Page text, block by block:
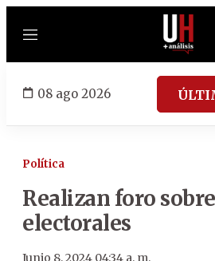
Menú
08 ago 2026
Política
Realizan foro
electorales
Junio 8, 2024 04:34 a. m.